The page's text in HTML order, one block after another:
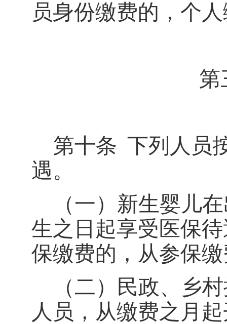
员身份缴费的，个
第
第十条 下列人员
遇。
（一）新生婴儿
生之日起享受医保
保缴费的，从参保
（二）民政、乡
人员，从缴费之月